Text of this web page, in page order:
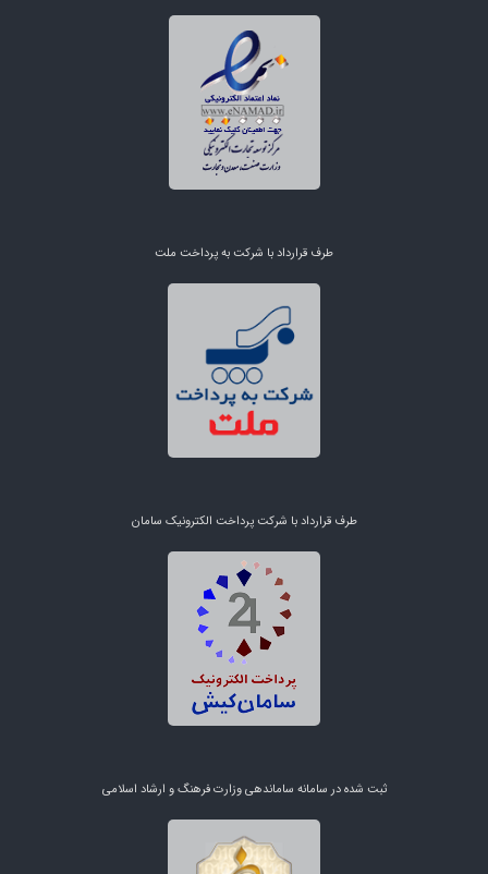
طرف قرارداد با شرکت به پرداخت ملت
طرف قرارداد با شرکت پرداخت الکترونیک سامان
ثبت شده در سامانه ساماندهی وزارت فرهنگ و ارشاد اسلامی